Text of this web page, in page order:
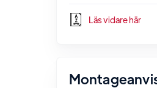
Läs vidare här